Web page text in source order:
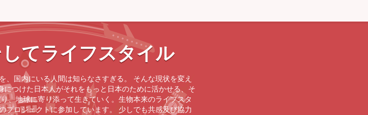
てライフスタイル
、国内にいる人間は知らなさすぎる。 そんな現状を変え
つけた日本人がそれをもっと日本のために活かせる、そ
、地球に寄り添って生きていく。生物本来のライフスタ
プロジェクトに参加しています。 少しでも共感及び協力